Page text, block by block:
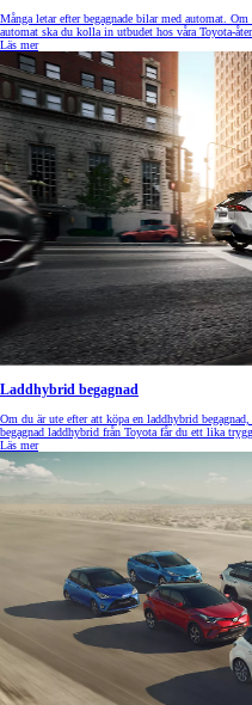
Många letar efter begagnade bilar med automat.
automat ska du kolla in utbudet hos våra Toyota-
Läs mer
Laddhybrid begagnad
Om du är ute efter att köpa en laddhybrid
begagnad laddhybrid från Toyota får du ett lika
Läs mer